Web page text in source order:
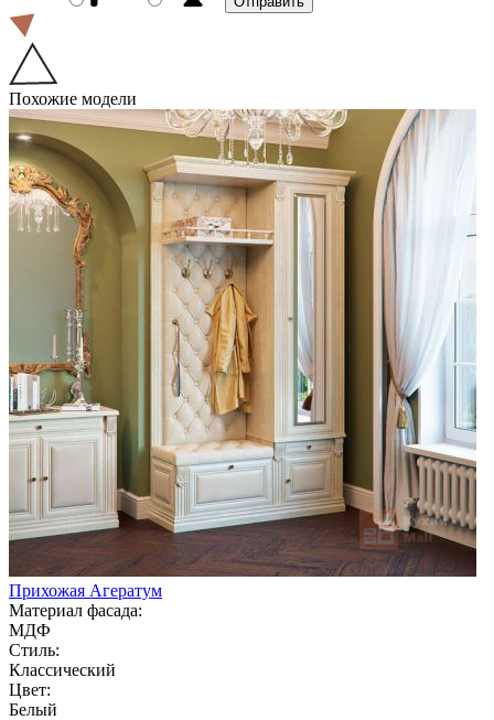
Похожие модели
Прихожая Агератум
Материал фасада:
МДФ
Стиль:
Классический
Цвет:
Белый